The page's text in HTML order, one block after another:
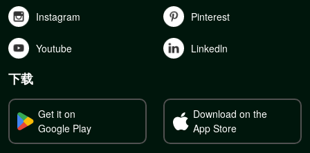
Instagram Pinterest
Youtube Linkedln
下载
Get it on
Google Play
Download on the
App Store